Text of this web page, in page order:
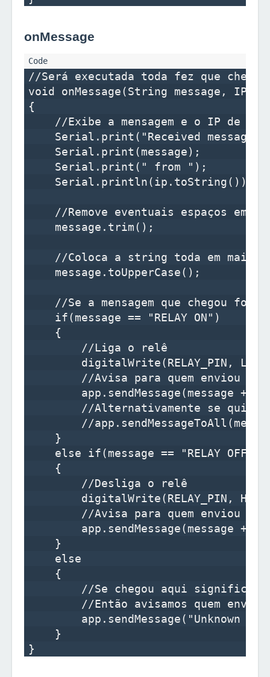
onMessage
//Será executada toda fez que
void onMessage(String message,
{
//Exibe a mensagem e o IP de
Serial.print("Received message:
    Serial.print(message);
    Serial.print(" from ");
    Serial.println(ip.toString());
//Remove eventuais espaços em
    message.trim();
//Coloca a string toda em
    message.toUpperCase();
//Se a mensagem que chegou for
    if(message == "RELAY ON")
    {
        //Liga o relê
digitalWrite(RELAY_PIN,
//Avisa para quem enviou a
app.sendMessage(message + "
//Alternativamente se
//
    }
    else if(message == "RELAY OFF")
    {
        //Desliga o relê
digitalWrite(RELAY_PIN,
//Avisa para quem enviou a
app.sendMessage(message + "
    }
    else
    {
//Se chegou aqui significa
//Então avisamos quem
app.sendMessage("Unknown
    }